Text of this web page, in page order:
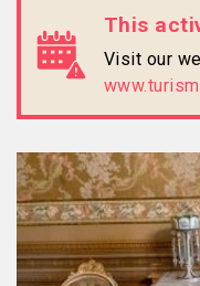
This
Visit our